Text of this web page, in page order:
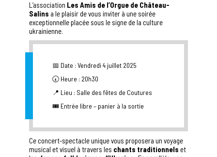
L’association Les Amis de l’Orgue de Château-
Salins a le plaisir de vous inviter à une soirée
exceptionnelle placée sous le signe de la culture
ukrainienne.
📅 Date : Vendredi 4 juillet 2025
🕢 Heure : 20h30
📍 Lieu : Salle des fêtes de Coutures
🎟️ Entrée libre – panier à la sortie
Ce concert-spectacle unique vous proposera un voyage
musical et visuel à travers les chants traditionnels et